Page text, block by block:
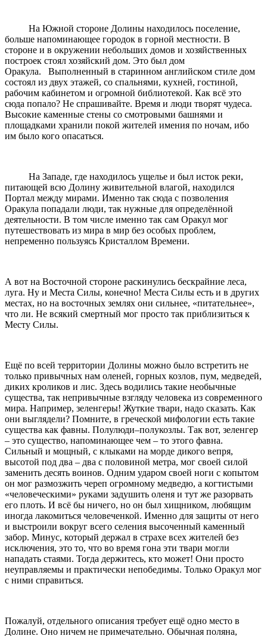
На Южной стороне Долины находилось поселение,
больше напоминающее городок в горной местности. В
стороне и в окружении небольших домов и хозяйственных
построек стоял хозяйский дом. Это был дом
Оракула. Выполненный в старинном английском стиле дом
состоял из двух этажей, со спальнями, кухней, гостиной,
рабочим кабинетом и огромной библиотекой. Как всё это
сюда попало? Не спрашивайте. Время и люди творят чудеса.
Высокие каменные стены со смотровыми башнями и
площадками хранили покой жителей имения по ночам, ибо
им было кого опасаться.
На Западе, где находилось ущелье и был исток реки,
питающей всю Долину живительной влагой, находился
Портал между мирами. Именно так сюда с позволения
Оракула попадали люди, так нужные для определённой
деятельности. В том числе именно так сам Оракул мог
путешествовать из мира в мир без особых проблем,
непременно пользуясь Кристаллом Времени.
А вот на Восточной стороне раскинулись бескрайние леса,
луга. Ну и Места Силы, конечно! Места Силы есть и в других
местах, но на восточных землях они сильнее, «питательнее»,
что ли. Не всякий смертный мог просто так приблизиться к
Месту Силы.
Ещё по всей территории Долины можно было встретить не
только привычных нам оленей, горных козлов, пум, медведей,
диких кроликов и лис. Здесь водились такие необычные
существа, так непривычные взгляду человека из современного
мира. Например, зеленгеры! Жуткие твари, надо сказать. Как
они выглядели? Помните, в греческой мифологии есть такие
существа как фавны. Полулюди–полукозлы. Так вот, зеленгер
– это существо, напоминающее чем – то этого фавна.
Сильный и мощный, с клыками на морде дикого вепря,
высотой под два – два с половиной метра, мог своей силой
заменить десять воинов. Одним ударом своей ноги с копытом
он мог размозжить череп огромному медведю, а когтистыми
«человеческими» руками задушить оленя и тут же разорвать
его плоть. И всё бы ничего, но он был хищником, любящим
иногда лакомиться человеченкой. Именно для защиты от него
и выстроили вокруг всего селения высоченный каменный
забор. Минус, который держал в страхе всех жителей без
исключения, это то, что во время гона эти твари могли
нападать стаями. Тогда держитесь, кто может! Они просто
неуправляемы и практически непобедимы. Только Оракул мог
с ними справиться.
Пожалуй, отдельного описания требует ещё одно место в
Долине. Оно ничем не примечательно. Обычная поляна,